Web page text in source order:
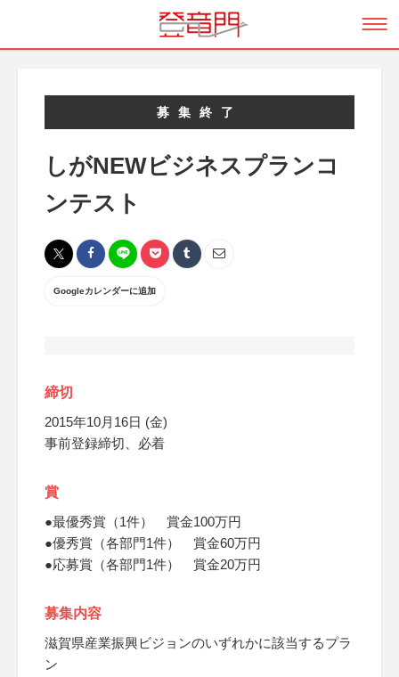
募集終了
しがNEWビジネスプランコ
ンテスト
Googleカレンダーに追加
締切
2015年10月16日 (金)
事前登録締切、必着
賞
●最優秀賞（1件） 賞金100万円
●優秀賞（各部門1件） 賞金60万円
●応募賞（各部門1件） 賞金20万円
募集内容
滋賀県産業振興ビジョンのいずれかに該当するプラ
ン